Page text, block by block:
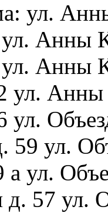
ул.
Анны
Анны
ул.
ул.
59 ул.
а ул.
д. 57 ул.